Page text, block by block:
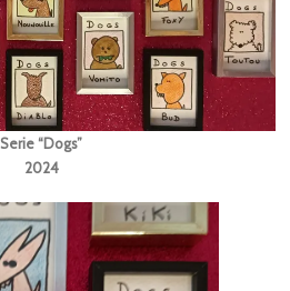
Serie “Dogs”
2024